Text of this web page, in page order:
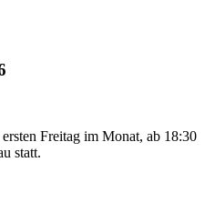
Freitag im Monat, ab 18:30
statt.